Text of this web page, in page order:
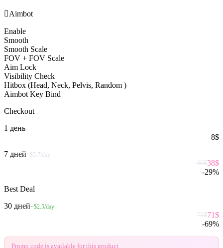
Aimbot
Enable
Smooth
Smooth Scale
FOV + FOV Scale
Aim Lock
Visibility Check
Hitbox (Head, Neck, Pelvis, Random )
Aimbot Key Bind
Checkout
1 день
8$
7 дней~$5.7/day
40$38$
-29%
Best Deal
30 дней~$2.5/day
75$71$
-69%
Promo code is available for this product